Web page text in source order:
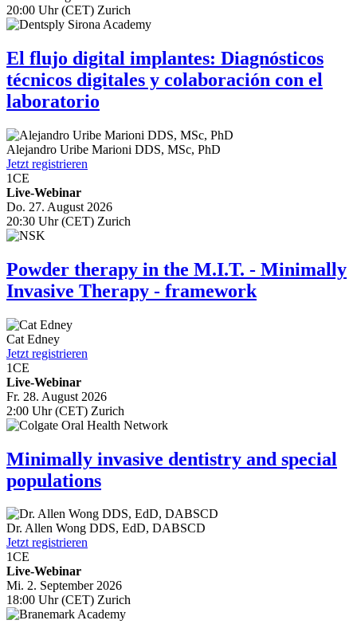
20:00 Uhr (CET) Zurich
El flujo digital implantes: Diagnósticos
técnicos digitales y colaboración con el
laboratorio
Alejandro Uribe Marioni DDS, MSc, PhD
Jetzt registrieren
1CE
Live-Webinar
Do. 27. August 2026
20:30 Uhr (CET) Zurich
Powder therapy in the M.I.T. - Minimally
Invasive Therapy - framework
Cat Edney
Jetzt registrieren
1CE
Live-Webinar
Fr. 28. August 2026
2:00 Uhr (CET) Zurich
Minimally invasive dentistry and special
populations
Dr. Allen Wong DDS, EdD, DABSCD
Jetzt registrieren
1CE
Live-Webinar
Mi. 2. September 2026
18:00 Uhr (CET) Zurich